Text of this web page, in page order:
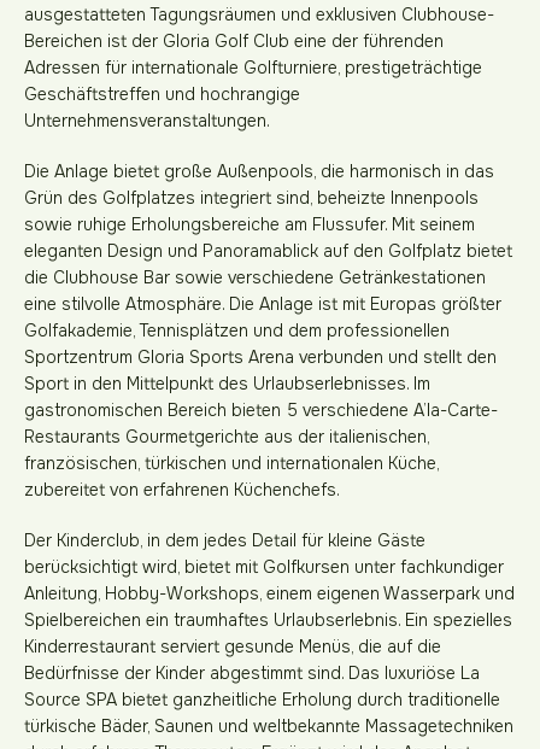
ausgestatteten Tagungsräumen und exklusiven Clubhouse-
Bereichen ist der Gloria Golf Club eine der führenden
Adressen für internationale Golfturniere, prestigeträchtige
Geschäftstreffen und hochrangige
Unternehmensveranstaltungen.
Die Anlage bietet große Außenpools, die harmonisch in das
Grün des Golfplatzes integriert sind, beheizte Innenpools
sowie ruhige Erholungsbereiche am Flussufer. Mit seinem
eleganten Design und Panoramablick auf den Golfplatz bietet
die Clubhouse Bar sowie verschiedene Getränkestationen
eine stilvolle Atmosphäre. Die Anlage ist mit Europas größter
Golfakademie, Tennisplätzen und dem professionellen
Sportzentrum Gloria Sports Arena verbunden und stellt den
Sport in den Mittelpunkt des Urlaubserlebnisses. Im
gastronomischen Bereich bieten 5 verschiedene A’la-Carte-
Restaurants Gourmetgerichte aus der italienischen,
französischen, türkischen und internationalen Küche,
zubereitet von erfahrenen Küchenchefs.
Der Kinderclub, in dem jedes Detail für kleine Gäste
berücksichtigt wird, bietet mit Golfkursen unter fachkundiger
Anleitung, Hobby-Workshops, einem eigenen Wasserpark und
Spielbereichen ein traumhaftes Urlaubserlebnis. Ein spezielles
Kinderrestaurant serviert gesunde Menüs, die auf die
Bedürfnisse der Kinder abgestimmt sind. Das luxuriöse La
Source SPA bietet ganzheitliche Erholung durch traditionelle
türkische Bäder, Saunen und weltbekannte Massagetechniken